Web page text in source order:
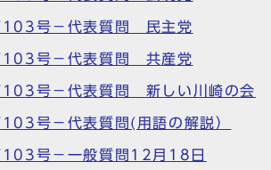
号－代表質問 民主党
号－代表質問 共産党
号－代表質問 新しい川崎の会
号－代表質問(用語の解説）
号－一般質問12月18日